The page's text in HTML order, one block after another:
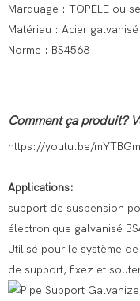
Marquage : TOPELE ou
Matériau : Acier
Norme : BS4568
Comment ça produit?
https://youtu.be/
Applications:
support de suspension
électronique galvanisé
Utilisé pour le système
de support, fixez et